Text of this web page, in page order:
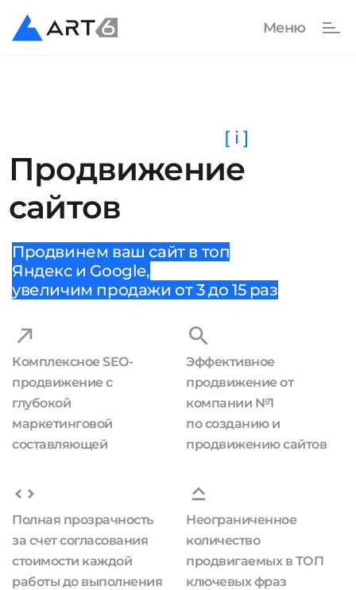
Продвижение
сайтов
[ i ]
Продвинем ваш сайт в топ
Яндекс и Google,
увеличим продажи от 3 до 15 раз
Комплексное SEO-
продвижение с
глубокой
маркетинговой
составляющей
Эффективное
продвижение от
компании №1
по созданию и
продвижению сайтов
Полная прозрачность
за счет согласования
стоимости каждой
работы до выполнения
Неограниченное
количество
продвигаемых в ТОП
ключевых фраз